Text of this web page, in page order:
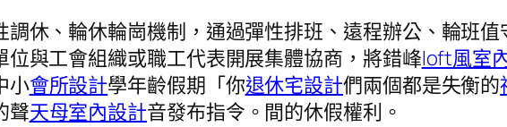
調休、輪休輪崗機制，通過彈性排班、遠程辦公、輪班
與工會組織或職工代表開展集體協商，將錯峰loft風室
小會所設計學年齡假期「你退休宅設計們兩個都是失衡的
聲天母室內設計音發布指令。間的休假權利。